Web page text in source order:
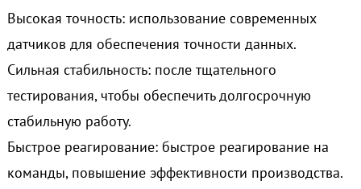
Высокая точность: использование современных
датчиков для обеспечения точности данных.
Сильная стабильность: после тщательного
тестирования, чтобы обеспечить долгосрочную
стабильную работу.
Быстрое реагирование: быстрое реагирование на
команды, повышение эффективности производства.